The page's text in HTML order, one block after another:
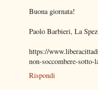
Buona giornata!
Paolo Barbieri, La
https://
non-soccombere-
Rispondi